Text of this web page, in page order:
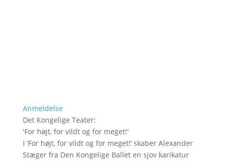
Anmeldelse
Det Kongelige Teater:
'For højt, for vildt og for meget!'
I ’For højt, for vildt og for meget!’ skaber Alexander
Stæger fra Den Kongelige Ballet en sjov karikatur